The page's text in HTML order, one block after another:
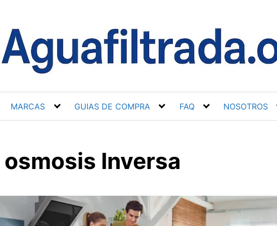
MARCAS GUIAS DE COMPRA FAQ NOSOTROS
Inversa